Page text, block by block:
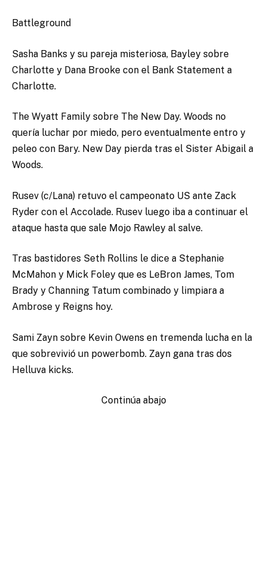
Battleground
Sasha Banks y su pareja misteriosa, Bayley sobre
Charlotte y Dana Brooke con el Bank Statement a
Charlotte.
The Wyatt Family sobre The New Day. Woods no
quería luchar por miedo, pero eventualmente entro y
peleo con Bary. New Day pierda tras el Sister Abigail a
Woods.
Rusev (c/Lana) retuvo el campeonato US ante Zack
Ryder con el Accolade. Rusev luego iba a continuar el
ataque hasta que sale Mojo Rawley al salve.
Tras bastidores Seth Rollins le dice a Stephanie
McMahon y Mick Foley que es LeBron James, Tom
Brady y Channing Tatum combinado y limpiara a
Ambrose y Reigns hoy.
Sami Zayn sobre Kevin Owens en tremenda lucha en la
que sobrevivió un powerbomb. Zayn gana tras dos
Helluva kicks.
Continúa abajo